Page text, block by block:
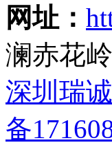
网址：
澜赤花
深圳瑞
备